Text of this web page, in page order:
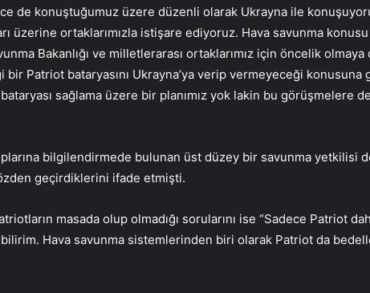
de konuştuğumuz üzere düzenli olarak Ukrayna ile
üzerine ortaklarımızla istişare ediyoruz. Hava savunma konusu
Bakanlığı ve milletlerarası ortaklarımız için öncelik olmaya
bir Patriot bataryasını Ukrayna’ya verip vermeyeceği konusuna
sağlama üzere bir planımız yok lakin bu görüşmelere
bilgilendirmede bulunan üst düzey bir savunma yetkilisi
geçirdiklerini ifade etmişti.
masada olup olmadığı sorularını ise “Sadece Patriot
Hava savunma sistemlerinden biri olarak Patriot da